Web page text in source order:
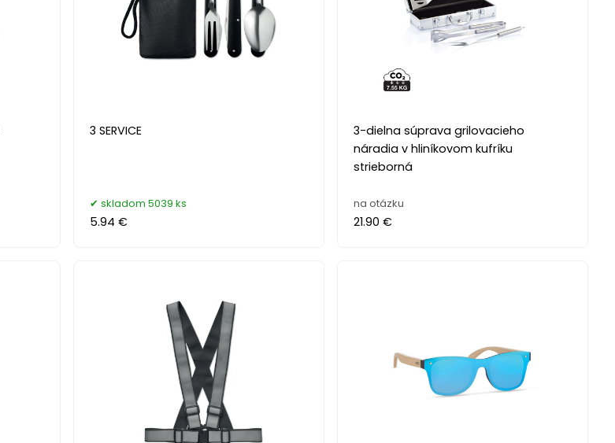
3 SERVICE
skladom 5039 ks
5.94 €
3-dielna súprava grilovacieho
náradia v hliníkovom kufríku
strieborná
na otázku
21.90 €